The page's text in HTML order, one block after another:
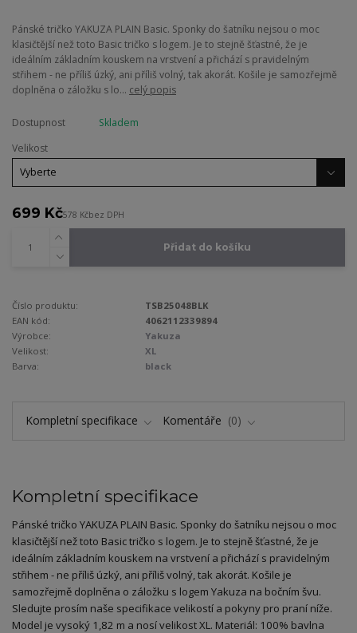
Pánské tričko YAKUZA PLAIN Basic. Sponky do šatníku nejsou o moc
klasičtější než toto Basic tričko s logem. Je to stejně šťastné, že je
ideálním základním kouskem na vrstvení a přichází s pravidelným
střihem - ne příliš úzký, ani příliš volný, tak akorát. Košile je samozřejmě
doplněna o záložku s lo... celý popis
Dostupnost
Skladem
Velikost
699 Kč578 Kčbez DPH
Přidat do košíku
Číslo produktu:
TSB25048BLK
EAN kód:
4062112339894
Výrobce:
Yakuza
Velikost:
XL
Barva:
black
Kompletní specifikace Komentáře 0
Kompletní specifikace
Pánské tričko YAKUZA PLAIN Basic. Sponky do šatníku nejsou o moc
klasičtější než toto Basic tričko s logem. Je to stejně šťastné, že je
ideálním základním kouskem na vrstvení a přichází s pravidelným
střihem - ne příliš úzký, ani příliš volný, tak akorát. Košile je
samozřejmě doplněna o záložku s logem Yakuza na bočním švu.
Sledujte prosím naše specifikace velikostí a pokyny pro praní níže.
Model je vysoký 1,82 m a nosí velikost XL. Materiál: 100% bavlna